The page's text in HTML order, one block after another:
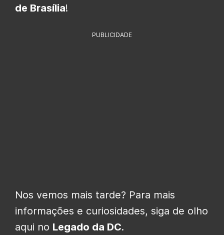
de Brasília!
PUBLICIDADE
Nos vemos mais tarde? Para mais
informações e curiosidades, siga de olho
aqui no Legado da DC.